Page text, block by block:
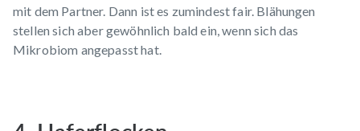
mit dem Partner. Dann ist es zumindest fair. Blähungen
stellen sich aber gewöhnlich bald ein, wenn sich das
Mikrobiom angepasst hat.